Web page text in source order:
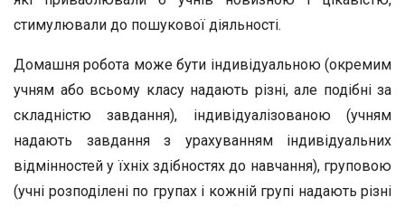
стимулювали до пошукової діяльності.
Домашня робота може бути індивідуальною (окремим
учням або всьому класу надають різні, але подібні за
склад­ністю завдання), індивідуалізованою (учням
надають за­вдання з урахуванням індивідуальних
відмінностей у їхніх здібностях до навчання), груповою
(учні розподілені по гру­пах і кожній групі надають різні